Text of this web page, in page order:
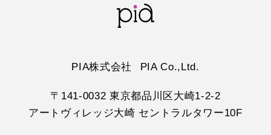
PIA株式会社 PIA Co.,Ltd.
〒141-0032 東京都品川区大崎1-2-2
アートヴィレッジ大崎 セントラルタワー10F